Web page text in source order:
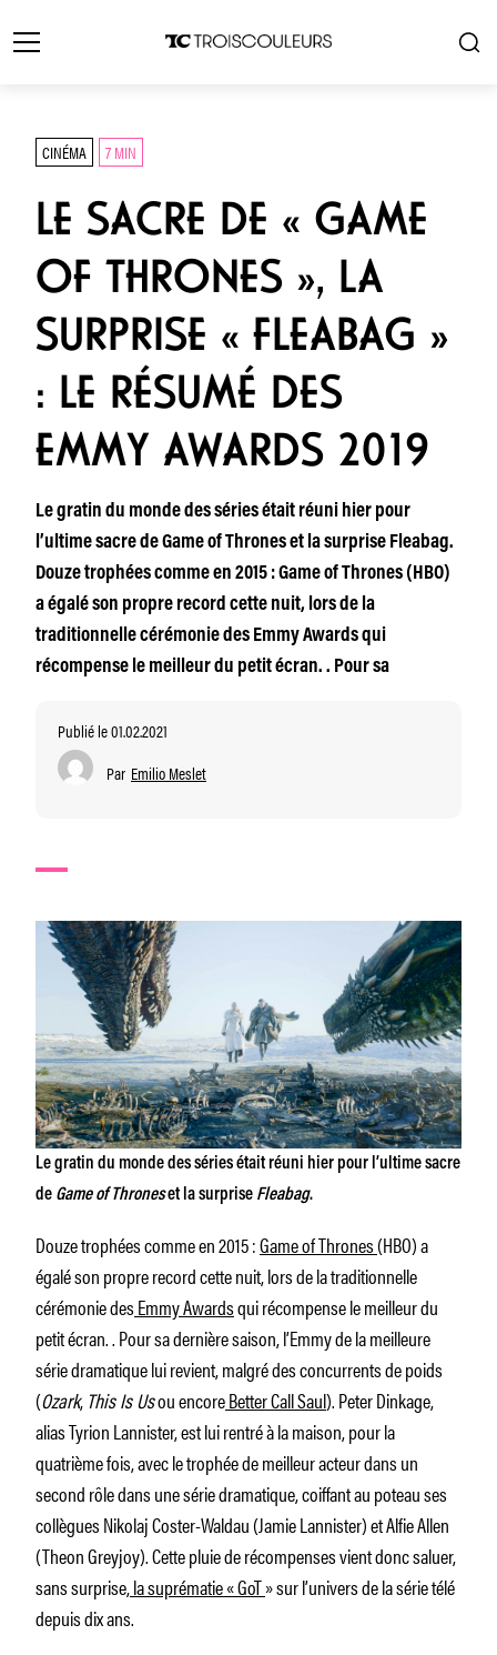
CINÉMA 7 MIN
LE SACRE DE « GAME
OF THRONES », LA
SURPRISE « FLEABAG »
: LE RÉSUMÉ DES
EMMY AWARDS 2019
Le gratin du monde des séries était réuni hier pour
l’ultime sacre de Game of Thrones et la surprise Fleabag.
Douze trophées comme en 2015 : Game of Thrones (HBO)
a égalé son propre record cette nuit, lors de la
traditionnelle cérémonie des Emmy Awards qui
récompense le meilleur du petit écran. . Pour sa
Publié le 01.02.2021
Par Emilio Meslet
Le gratin du monde des séries était réuni hier pour l’ultime sacre
de Game of Throneset la surprise Fleabag.
Douze trophées comme en 2015 :Game of Thrones(HBO) a
égalé son propre record cette nuit, lors de la traditionnelle
cérémonie desEmmy Awardsqui récompense le meilleur du
petit écran. . Pour sa dernière saison, l’Emmy de la meilleure
série dramatique lui revient, malgré des concurrents de poids
(Ozark, This Is Usou encoreBetter Call Saul). Peter Dinkage,
alias Tyrion Lannister, est lui rentré à la maison, pour la
quatrième fois, avec le trophée de meilleur acteur dans un
second rôle dans une série dramatique, coiffant au poteau ses
collègues Nikolaj Coster-Waldau (Jamie Lannister) et Alfie Allen
(Theon Greyjoy). Cette pluie de récompenses vient donc saluer,
sans surprise,la suprématie «GoT» sur l’univers de la série télé
depuis dix ans.